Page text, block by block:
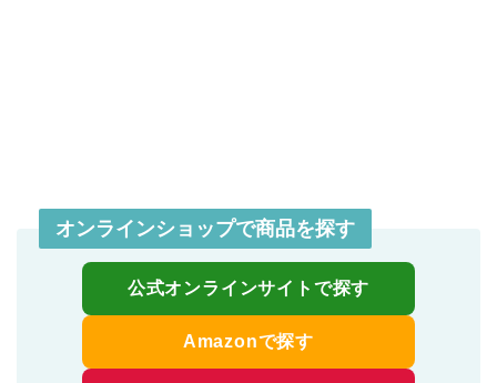
オンラインショップで商品を探す
公式オンラインサイトで探す
Amazonで探す